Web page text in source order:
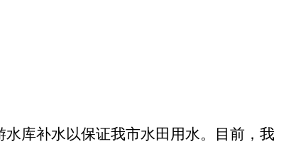
库补水以保证我市水田用水。目前，我